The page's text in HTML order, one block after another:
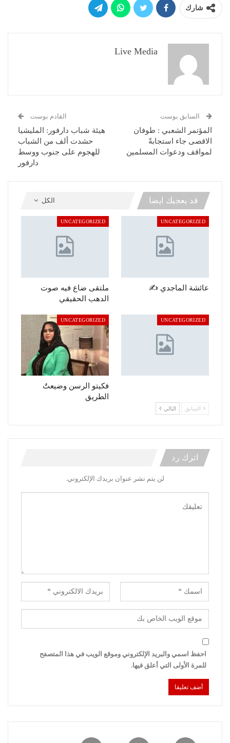
شارك
Live Media
السابق بوست
المؤتمر الشعبي : طوفان
الاقصى جاء استجابةً
لمواقف ودعوات المسلمين
القادم بوست
هيئة شباب دارفور: المليشيا
حشدت ألف من الشباب
للهجوم على جنوب ووسط
دارفور
الكل قد يعجبك ايضا
UNCATEGORIZED
عائشة الماجدي ✍️
UNCATEGORIZED
ملتقى ضاع فيه صوت
الدهب الحقيقي
UNCATEGORIZED
UNCATEGORIZED
فكيتو الرسن وضيعتٌ
الطريق
السابق التالي
اترك رد
لن يتم نشر عنوان بريدك الإلكتروني.
احفظ اسمي والبريد الإلكتروني وموقع الويب في هذا المتصفح
للمرة الأولى التي أعلق فيها.